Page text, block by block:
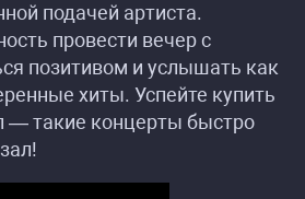
подачей артиста.
провести вечер с
позитивом и услышать как
хиты. Успейте купить
— такие концерты быстро